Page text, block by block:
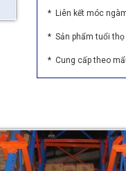
* Liên kết móc
* Sản phẩm tuổi
* Cung cấp theo